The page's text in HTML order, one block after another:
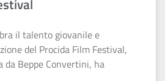
il talento giovanile e
del Procida Film Festival,
Beppe Convertini, ha